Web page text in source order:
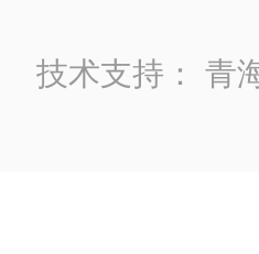
技术支持：青